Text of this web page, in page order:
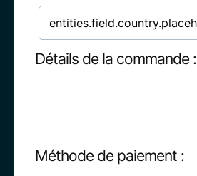
Détails de la commande :
Méthode de paiement :